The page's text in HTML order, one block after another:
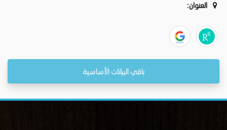
العنوان:
باقي البيانات الأساسية